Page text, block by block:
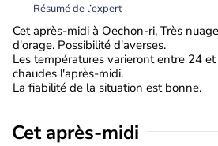
Résumé de l’expert
Cet après-midi à Oechon-ri, Très
d'orage. Possibilité d'averses.
Les températures varieront entre 24
chaudes l'après-midi.
La fiabilité de la situation est bonne.
Cet après-midi